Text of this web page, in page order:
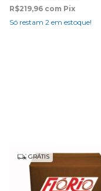
R$219,96 com Pix
Só restam 2 em estoque!
GRÁTIS